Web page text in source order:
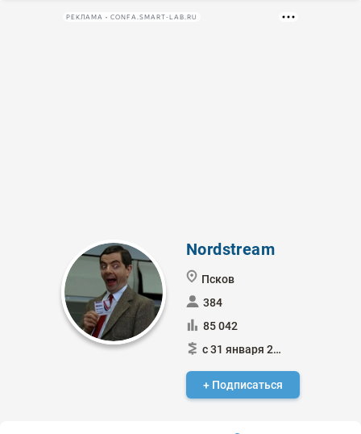
РЕКЛАМА • CONFA.SMART-LAB.RU
Nordstream
Псков
384
85 042
с 31 января 2015
+ Подписаться